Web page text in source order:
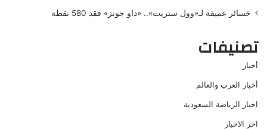
خسائر عميقة لـ«وول ستريت».. «داو جونز» فقد 580 نقطة
تصنيفات
أخبار
أخبار العرب والعالم
اخبار الرياضة السعودية
اخر الاخبار